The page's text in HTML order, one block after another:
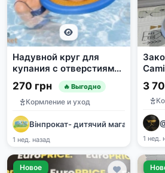
Надувной круг для
купания с отверстиями
для ног
270 грн 🔥 Выгодно
Кормление и уход
Вінпрокат- дитячий магазин
1 нед. назад
3
1 нед.
Новое